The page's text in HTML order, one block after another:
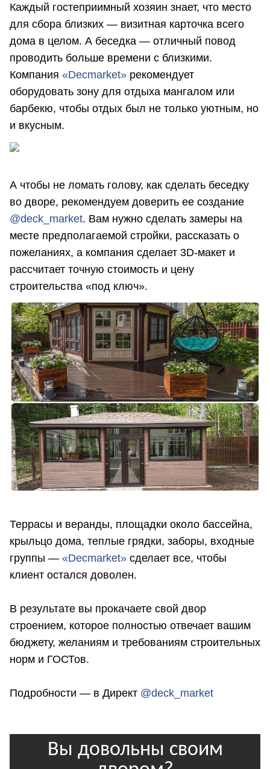
Каждый гостеприимный хозяин знает, что место
для сбора близких — визитная карточка всего
дома в целом. А беседка — отличный повод
проводить больше времени с близкими.
Компания «Decmarket» рекомендует
оборудовать зону для отдыха мангалом или
барбекю, чтобы отдых был не только уютным, но
и вкусным.
А чтобы не ломать голову, как сделать беседку
во дворе, рекомендуем доверить ее создание
@deck_market. Вам нужно сделать замеры на
месте предполагаемой стройки, рассказать о
пожеланиях, а компания сделает 3D-макет и
рассчитает точную стоимость и цену
строительства «под ключ».
Террасы и веранды, площадки около бассейна,
крыльцо дома, теплые грядки, заборы, входные
группы — «Decmarket» сделает все, чтобы
клиент остался доволен.
В результате вы прокачаете свой двор
строением, которое полностью отвечает вашим
бюджету, желаниям и требованиям строительных
норм и ГОСТов.
Подробности — в Директ @deck_market